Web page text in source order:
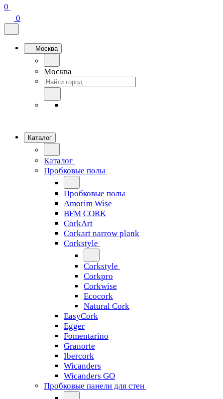
0
0
Москва
Москва
Каталог
Каталог
Пробковые полы
Пробковые полы
Amorim Wise
BFM CORK
CorkArt
Corkart narrow plank
Corkstyle
Corkstyle
Corkpro
Corkwise
Ecocork
Natural Cork
EasyCork
Egger
Fomentarino
Granorte
Ibercork
Wicanders
Wicanders GO
Пробковые панели для стен